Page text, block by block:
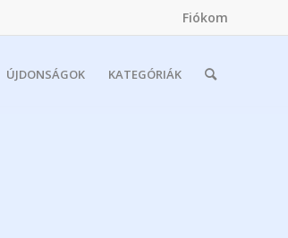
Fiókom
ÚJDONSÁGOK KATEGÓRIÁK